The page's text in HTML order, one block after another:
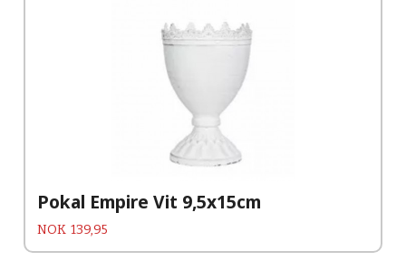
Pokal Empire Vit 9,5x15cm
Pris
NOK 139,95